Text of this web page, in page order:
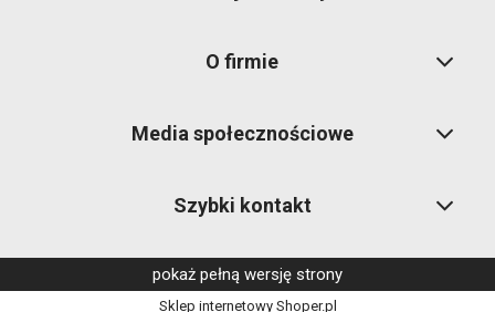
O firmie
Media społecznościowe
Szybki kontakt
pokaż pełną wersję strony
Sklep internetowy Shoper.pl